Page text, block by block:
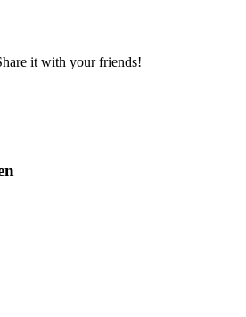
it with your friends!